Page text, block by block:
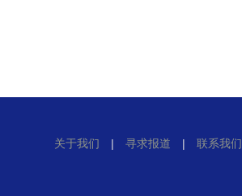
关于我们 | 寻求报道 | 联系我们